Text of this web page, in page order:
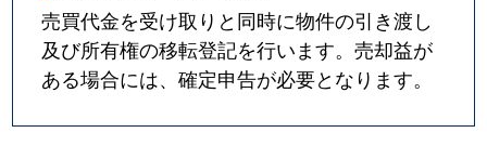
売買代金を受け取りと同時に物件の引き渡し
及び所有権の移転登記を行います。売却益が
ある場合には、確定申告が必要となります。